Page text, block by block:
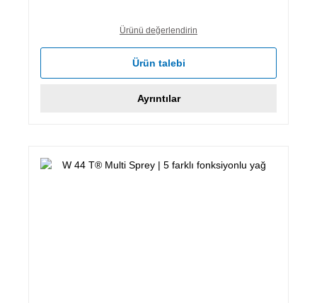
Ürünü değerlendirin
Ürün talebi
Ayrıntılar